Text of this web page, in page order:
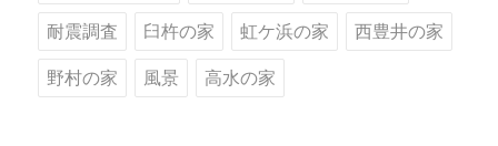
耐震調査 臼杵の家 虹ケ浜の家 西豊井の家
野村の家 風景 高水の家